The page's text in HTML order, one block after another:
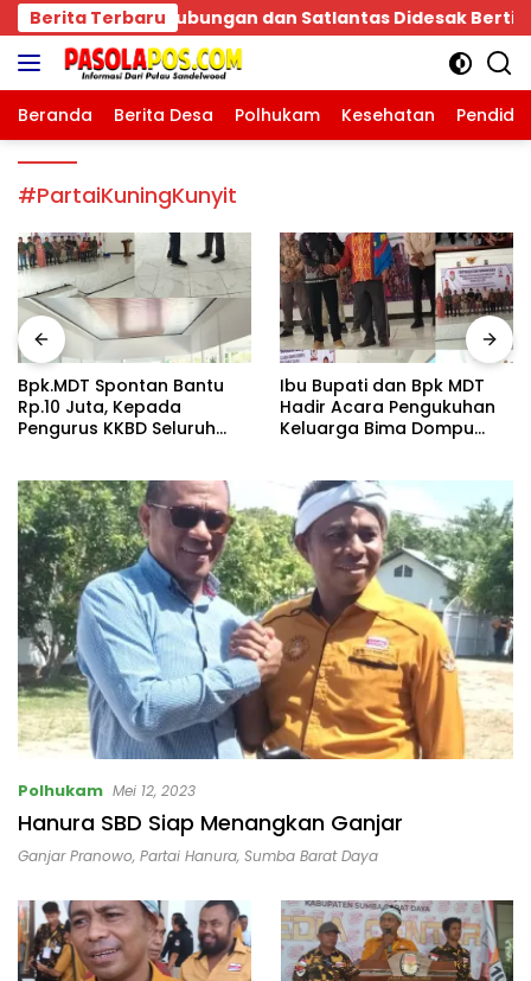
Langsung
ke
konten
Berita Terbaru
Satlantas Didesak Bertindak Tegas! Bpk.MDT
Beranda Berita Desa Polhukam Kesehatan
#PartaiKuningKunyit
Bpk.MDT Spontan Bantu
Rp.10 Juta, Kepada
Pengurus KKBD Seluruh
Ibu Bupati dan Bpk MDT
Hadir Acara Pengukuhan
Keluarga Bima Dompu
Gedung Fortuna
Radamata.
Polhukam Mei 12, 2023
Hanura SBD Siap Menangkan Ganjar
Ganjar Pranowo, Partai Hanura, Sumba Barat Daya